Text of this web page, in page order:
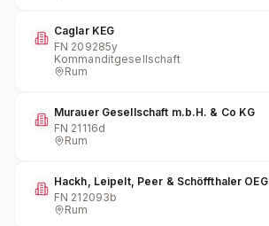
Caglar KEG
FN 209285y
Kommanditgesellschaft
Rum
Murauer Gesellschaft m.b.H. & Co KG
FN 21116d
Rum
Hackh, Leipelt, Peer & Schöffthaler OEG
FN 212093b
Rum